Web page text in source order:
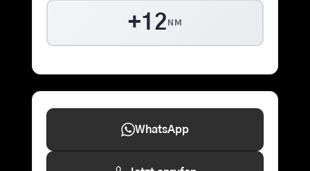
+12 NM
WhatsApp